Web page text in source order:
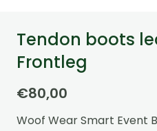
Tendon boots
Frontleg
€80,00
Woof Wear Smart Event